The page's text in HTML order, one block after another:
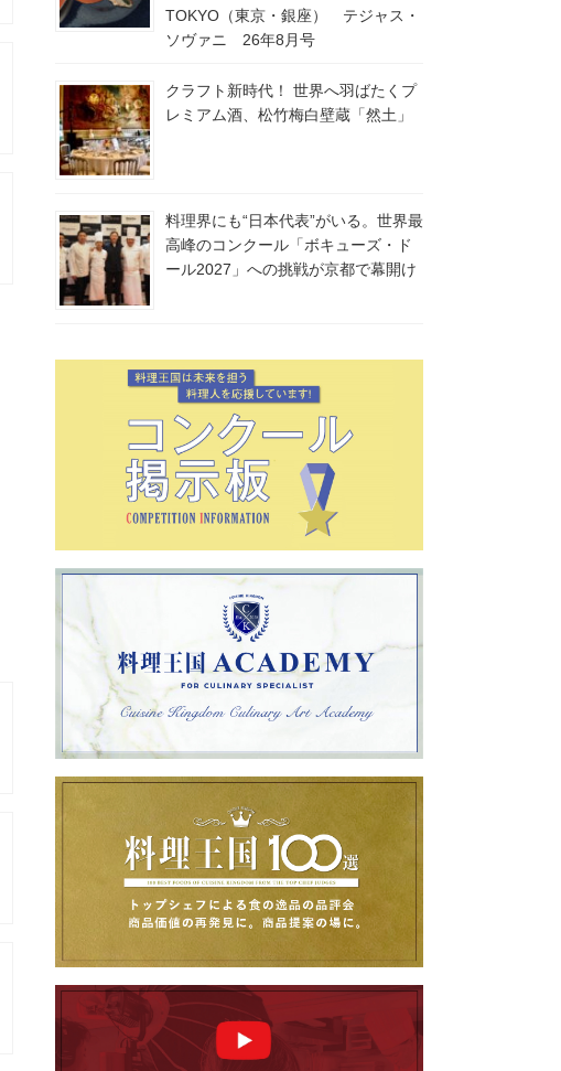
TOKYO（東京・銀座） テジャス・
ソヴァニ 26年8月号
クラフト新時代！ 世界へ羽ばたくプ
レミアム酒、松竹梅白壁蔵「然土」
料理界にも“日本代表”がいる。世界最
高峰のコンクール「ボキューズ・ド
ール2027」への挑戦が京都で幕開け